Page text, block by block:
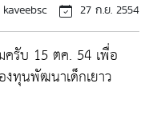
kaveebsc 27 ก.ย. 2554
ครับ 15 ตค. 54 เพื่อ
ทุนพัฒนาเด็กเยาว